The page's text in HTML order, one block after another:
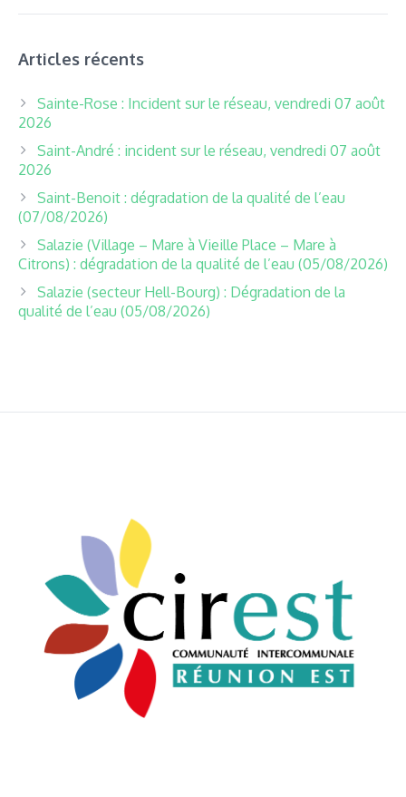
Articles récents
Sainte-Rose : Incident sur le réseau, vendredi 07 août
2026
Saint-André : incident sur le réseau, vendredi 07 août
2026
Saint-Benoit : dégradation de la qualité de l’eau
(07/08/2026)
Salazie (Village – Mare à Vieille Place – Mare à
Citrons) : dégradation de la qualité de l’eau (05/08/2026)
Salazie (secteur Hell-Bourg) : Dégradation de la
qualité de l’eau (05/08/2026)